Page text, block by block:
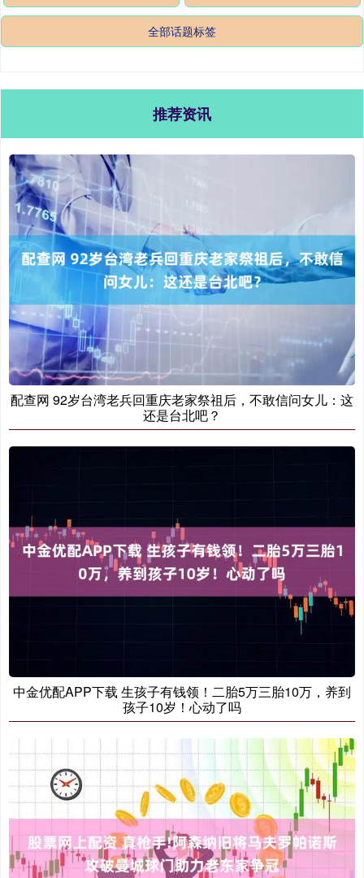
全部话题标签
推荐资讯
配查网 92岁台湾老兵回重庆老家祭祖后，不敢信问女儿：这
还是台北吧？
中金优配APP下载 生孩子有钱领！二胎5万三胎10万，养到
孩子10岁！心动了吗